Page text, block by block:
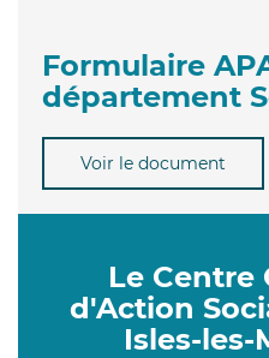
Formulaire
département
Voir le document
Le Centre
d'Action
Isles-les-